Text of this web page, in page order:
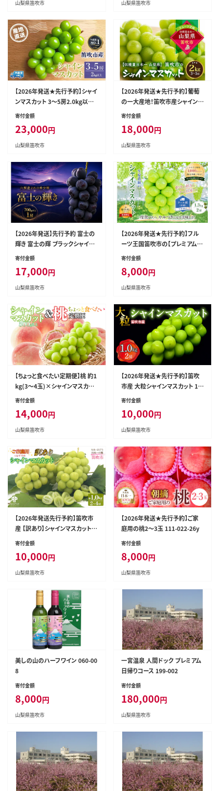
山梨県笛吹市 山梨県笛吹市
【2026年発送★先行予約】シャイ
ンマスカット 3～5房2.0kg以上
クール便対応 136-008-26y
寄付金額
23,000円
山梨県笛吹市
【2026年発送★先行予約】葡萄
の一大産地！笛吹市産シャインマ
スカット2kg 167-012
寄付金額
18,000円
山梨県笛吹市
【2026年発送】先行予約 富士の
輝き 富士の輝 ブラックシャイン
マスカット 1房 700g以上 山梨県
【山梨県笛吹市 産地直送】ぶどう
フルーツ 果物 209-012
寄付金額
17,000円
山梨県笛吹市
【2026年発送★先行予約】フル
ーツ王国笛吹市の【プレミアム大
房】シャインマスカット1房700g
寄付金額
8,000円
山梨県笛吹市
【ちょっと食べたい定期便】桃 約1
kg(3～4玉)×シャインマスカッ
ト500g以上 126-024
寄付金額
14,000円
山梨県笛吹市
【2026年発送★先行予約】笛吹
市産 大粒シャインマスカット 1.0
kg以上(2房) 227-001-26y
寄付金額
10,000円
山梨県笛吹市
【2026年発送先行予約】笛吹市
産 【訳あり】シャインマスカット
約1.0kg（２～4房） 205-021-26
寄付金額
10,000円
山梨県笛吹市
【2026年発送★先行予約】ご家
庭用の桃2～3玉 111-022-26y
寄付金額
8,000円
山梨県笛吹市
美しの山のハーフワイン 060-00
8
寄付金額
8,000円
山梨県笛吹市
一宮温泉 人間ドック プレミアム
日帰りコース 199-002
寄付金額
180,000円
山梨県笛吹市